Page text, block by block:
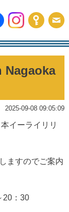
Nagaoka
2025-09-08 09:05:09
イーライリリ
ますのでご案内
20：30